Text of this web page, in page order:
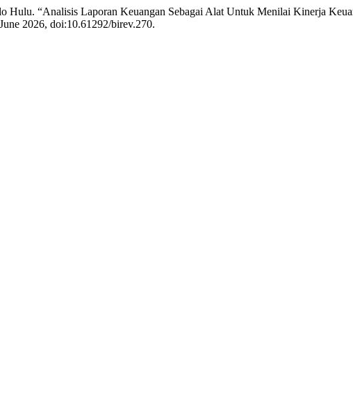
Hulu. “Analisis Laporan Keuangan Sebagai Alat Untuk Menilai Kinerja
2026, doi:10.61292/birev.270.